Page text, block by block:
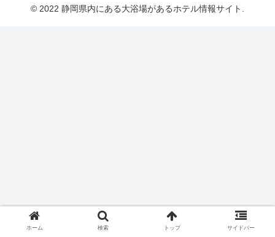
© 2022 静岡県内にある大浴場があるホテル情報サイト.
ホーム 検索 トップ サイドバー